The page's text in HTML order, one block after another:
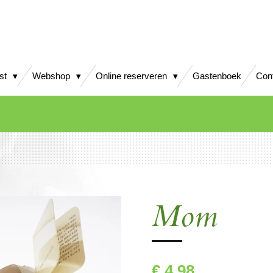
Webshop Online reserveren Gastenboek
Mom